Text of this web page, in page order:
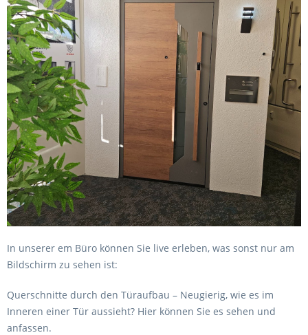
In unserer em Büro können Sie live erleben, was sonst nur am
Bildschirm zu sehen ist:
Querschnitte durch den Türaufbau – Neugierig, wie es im
Inneren einer Tür aussieht? Hier können Sie es sehen und
anfassen.